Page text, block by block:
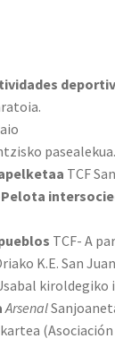
pasealekua.
TCF
Pelota
TCF- A
K.E. San
kiroldegiko
Arsenal